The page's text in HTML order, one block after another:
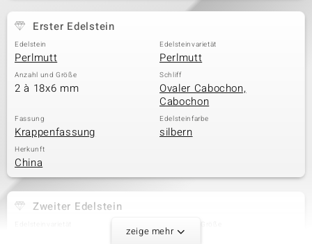
Erster Edelstein
Edelstein
Perlmutt
Edelsteinvarietät
Perlmutt
Anzahl und Größe
2 à 18x6 mm
Schliff
Ovaler Cabochon,
Cabochon
Fassung
Krappenfassung
Edelsteinfarbe
silbern
Herkunft
China
Zweiter Edelstein
2 à 18x6 mm
zeige mehr